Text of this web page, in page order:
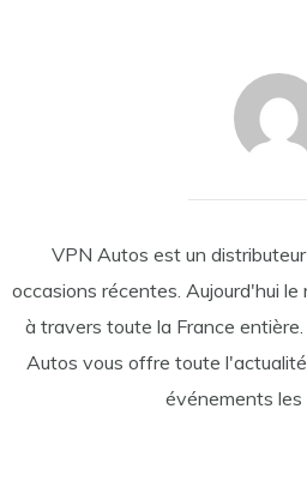
VPN Autos est un
occasions récentes. Aujourd'hui
à travers toute la France
Autos vous offre toute
événements les